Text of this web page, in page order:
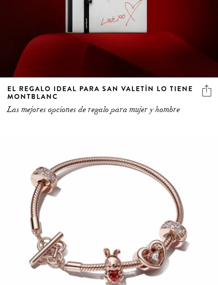
EL REGALO IDEAL PARA SAN VALETÍN LO TIENE
MONTBLANC
Las mejores opciones de regalo para mujer y hombre